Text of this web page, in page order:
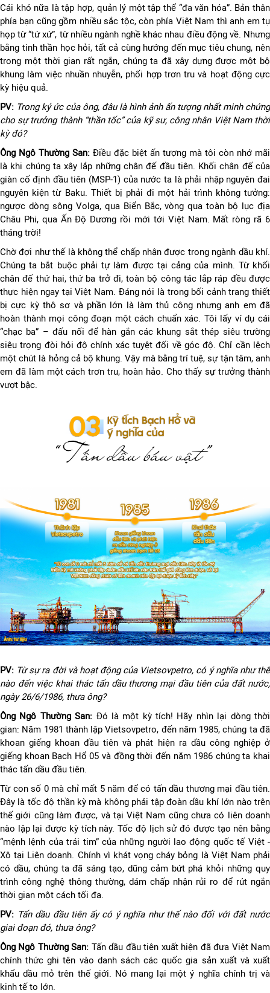
Cái khó nữa là tập hợp, quản lý một tập thể “đa văn hóa”. Bản thân
phía bạn cũng gồm nhiều sắc tộc, còn phía Việt Nam thì anh em tụ
họp từ “tứ xứ”, từ nhiều ngành nghề khác nhau điều động về. Nhưng
bằng tinh thần học hỏi, tất cả cùng hướng đến mục tiêu chung, nên
trong một thời gian rất ngắn, chúng ta đã xây dựng được một bộ
khung làm việc nhuần nhuyễn, phối hợp trơn tru và hoạt động cực
kỳ hiệu quả.
PV: Trong ký ức của ông, đâu là hình ảnh ấn tượng nhất minh chứng
cho sự trưởng thành “thần tốc” của kỹ sư, công nhân Việt Nam thời
kỳ đó?
Ông Ngô Thường San: Điều đặc biệt ấn tượng mà tôi còn nhớ mãi
là khi chúng ta xây lắp những chân đế đầu tiên. Khối chân đế của
giàn cố định đầu tiên (MSP-1) của nước ta là phải nhập nguyên đai
nguyên kiện từ Baku. Thiết bị phải đi một hải trình không tưởng:
ngược dòng sông Volga, qua Biển Bắc, vòng qua toàn bộ lục địa
Châu Phi, qua Ấn Độ Dương rồi mới tới Việt Nam. Mất ròng rã 6
tháng trời!
Chờ đợi như thế là không thể chấp nhận được trong ngành dầu khí.
Chúng ta bắt buộc phải tự làm được tại cảng của mình. Từ khối
chân đế thứ hai, thứ ba trở đi, toàn bộ công tác lắp ráp đều được
thực hiện ngay tại Việt Nam. Đáng nói là trong bối cảnh trang thiết
bị cực kỳ thô sơ và phần lớn là làm thủ công nhưng anh em đã
hoàn thành mọi công đoạn một cách chuẩn xác. Tôi lấy ví dụ cái
“chạc ba” – đấu nối để hàn gắn các khung sắt thép siêu trường
siêu trọng đòi hỏi độ chính xác tuyệt đối về góc độ. Chỉ cần lệch
một chút là hỏng cả bộ khung. Vậy mà bằng trí tuệ, sự tận tâm, anh
em đã làm một cách trơn tru, hoàn hảo. Cho thấy sự trưởng thành
vượt bậc.
PV: Từ sự ra đời và hoạt động của Vietsovpetro, có ý nghĩa như thế
nào đến việc khai thác tấn dầu thương mại đầu tiên của đất nước,
ngày 26/6/1986, thưa ông?
Ông Ngô Thường San: Đó là một kỳ tích! Hãy nhìn lại dòng thời
gian: Năm 1981 thành lập Vietsovpetro, đến năm 1985, chúng ta đã
khoan giếng khoan đầu tiên và phát hiện ra dầu công nghiệp ở
giếng khoan Bạch Hổ 05 và đồng thời đến năm 1986 chúng ta khai
thác tấn dầu đầu tiên.
Từ con số 0 mà chỉ mất 5 năm để có tấn dầu thương mại đầu tiên.
Đây là tốc độ thần kỳ mà không phải tập đoàn dầu khí lớn nào trên
thế giới cũng làm được, và tại Việt Nam cũng chưa có liên doanh
nào lập lại được kỳ tích này. Tốc độ lịch sử đó được tạo nên bằng
“mệnh lệnh của trái tim” của những người lao động quốc tế Việt -
Xô tại Liên doanh. Chính vì khát vọng cháy bỏng là Việt Nam phải
có dầu, chúng ta đã sáng tạo, dũng cảm bứt phá khỏi những quy
trình công nghệ thông thường, dám chấp nhận rủi ro để rút ngắn
thời gian một cách tối đa.
PV: Tấn dầu đầu tiên ấy có ý nghĩa như thế nào đối với đất nước
giai đoạn đó, thưa ông?
Ông Ngô Thường San: Tấn dầu đầu tiên xuất hiện đã đưa Việt Nam
chính thức ghi tên vào danh sách các quốc gia sản xuất và xuất
khẩu dầu mỏ trên thế giới. Nó mang lại một ý nghĩa chính trị và
kinh tế to lớn.